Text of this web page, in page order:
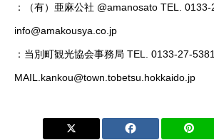
：（有）亜麻公社 @amanosato TEL. 0133-
info@amakousya.co.jp
：当別町観光協会事務局 TEL. 0133-27-
MAIL.kankou@town.tobetsu.hokkaido.jp